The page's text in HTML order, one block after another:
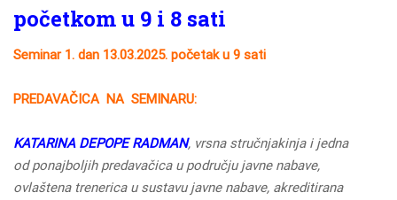
početkom u 9 i 8 sati
Seminar 1. dan 13.03.2025. početak u 9 sati
PREDAVAČICA NA SEMINARU:
KATARINA DEPOPE RADMAN, vrsna stručnjakinja i jedna
od ponajboljih predavačica u području javne nabave,
ovlaštena trenerica u sustavu javne nabave, akreditirana